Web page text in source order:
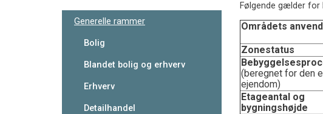
Generelle rammer
Bolig
Blandet bolig og erhverv
Erhverv
Detailhandel
Følgende gælder for
Områdets
Zonestatus
(beregnet for den
ejendom)
Etageantal og
bygningshøjde